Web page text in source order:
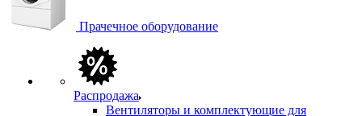
Прачечное оборудование
Распродажа
Вентиляторы и комплектующие для